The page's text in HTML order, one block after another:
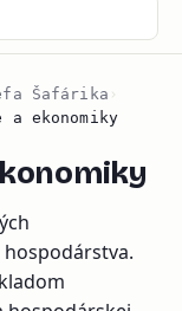
Šafárika ›
a ekonomiky